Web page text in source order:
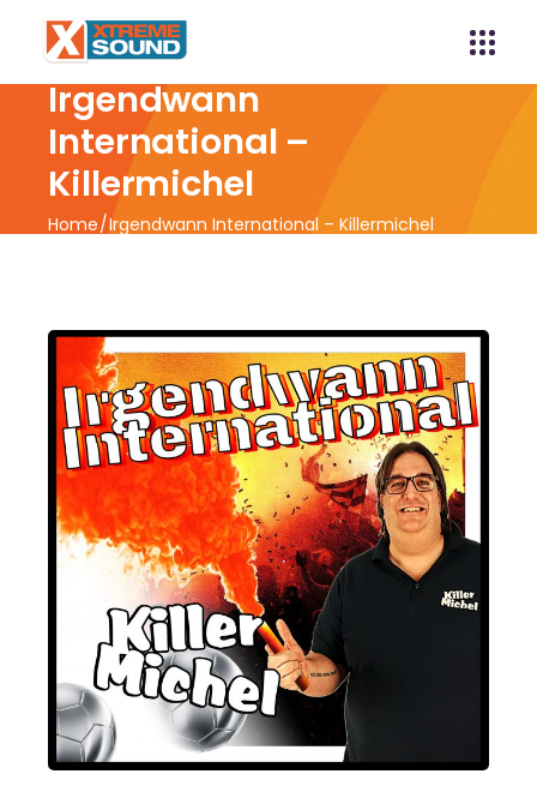
Irgendwann
International –
Killermichel
Home Irgendwann International – Killermichel